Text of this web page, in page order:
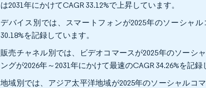
は2031年にかけてCAGR 33.12%で上昇しています。
デバイス別では、スマートフォンが2025年のソーシャ
30.18%を記録しています。
販売チャネル別では、ビデオコマースが2025年のソーシ
ングが2026年～2031年にかけて最速のCAGR 34.26%を記
地域別では、アジア太平洋地域が2025年のソーシャルコ